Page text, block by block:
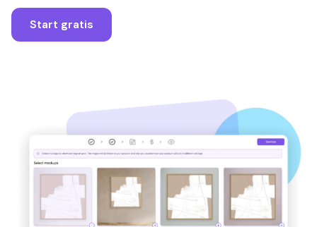
Start gratis